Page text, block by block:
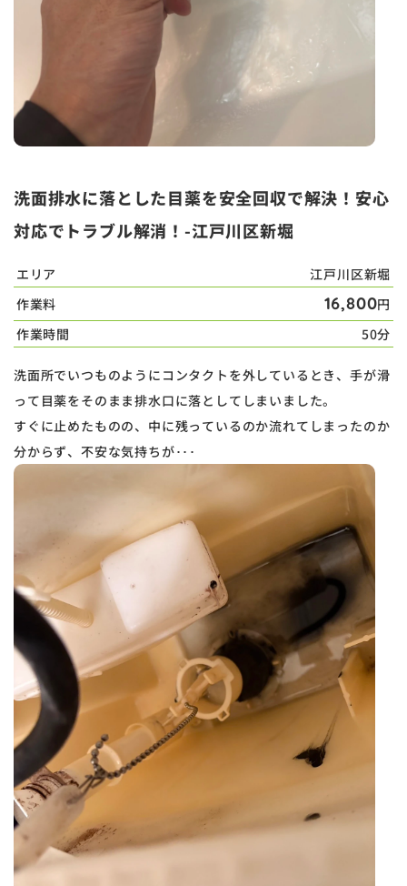
洗面排水に落とした目薬を安全回収で解決！安心
対応でトラブル解消！-江戸川区新堀
エリア
江戸川区新堀
作業料
16,800円
作業時間
50分
洗面所でいつものようにコンタクトを外しているとき、手が滑
って目薬をそのまま排水口に落としてしまいました。
すぐに止めたものの、中に残っているのか流れてしまったのか
分からず、不安な気持ちが･･･